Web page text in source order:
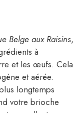
Belge aux Raisins,
à
et les œufs. Cela
et aérée.
longtemps
votre brioche